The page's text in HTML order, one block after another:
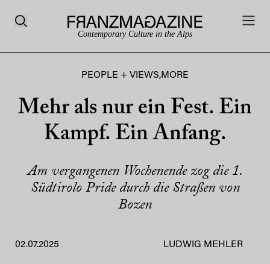
Contemporary Culture in the Alps
PEOPLE + VIEWS,MORE
Mehr als nur ein Fest. Ein
Kampf. Ein Anfang.
Am vergangenen Wochenende zog die 1.
Südtirolo Pride durch die Straßen von
Bozen
02.07.2025 LUDWIG MEHLER